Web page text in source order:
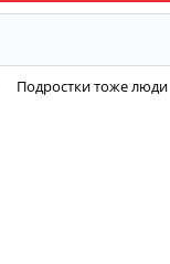
Подростки тоже люди